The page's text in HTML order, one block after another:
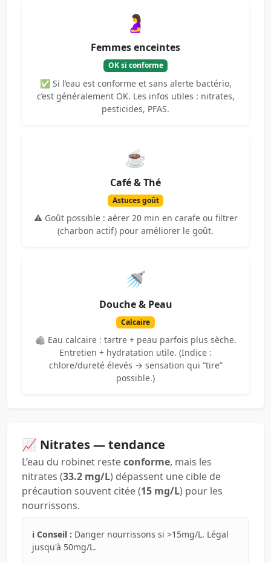
🤰
Femmes enceintes
OK si conforme
✅ Si l’eau est conforme et sans alerte bactério,
c’est généralement OK. Les infos utiles : nitrates,
pesticides, PFAS.
☕
Café & Thé
Astuces goût
⚠️ Goût possible : aérer 20 min en carafe ou filtrer
(charbon actif) pour améliorer le goût.
🚿
Douche & Peau
Calcaire
🪨 Eau calcaire : tartre + peau parfois plus sèche.
Entretien + hydratation utile. (Indice :
chlore/dureté élevés → sensation qui “tire”
possible.)
📈 Nitrates — tendance
L’eau du robinet resteconforme, mais les
nitrates (33.2 mg/L) dépassent une cible de
précaution souvent citée (15 mg/L) pour les
nourrissons.
ℹ️ Conseil : Danger nourrissons si >15mg/L. Légal
jusqu'à 50mg/L.